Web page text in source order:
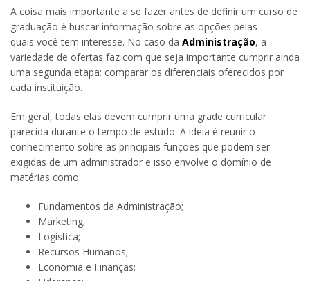
A coisa mais importante a se fazer antes de definir um curso de
graduação é buscar informação sobre as opções pelas
quais você tem interesse. No caso da Administração, a
variedade de ofertas faz com que seja importante cumprir ainda
uma segunda etapa: comparar os diferenciais oferecidos por
cada instituição.
Em geral, todas elas devem cumprir uma grade curricular
parecida durante o tempo de estudo. A ideia é reunir o
conhecimento sobre as principais funções que podem ser
exigidas de um administrador e isso envolve o domínio de
matérias como:
Fundamentos da Administração;
Marketing;
Logística;
Recursos Humanos;
Economia e Finanças;